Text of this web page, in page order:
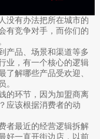
有办法把所在城市的
有竞争对手，而你们的
品、场景和渠道等多
业，有一个核心的逻辑
了解哪些产品受欢迎、
。
环节，因为加盟商离
应该根据消费者的动
最近的经营逻辑拆解
好一直开街边店，以前